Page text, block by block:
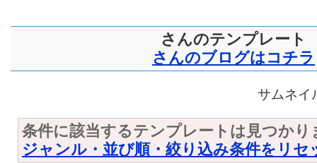
さんのテンプレート
さんのブログはコチラ
サムネイ
条件に該当するテンプレートは見つかり
ジャンル・並び順・絞り込み条件をリセ